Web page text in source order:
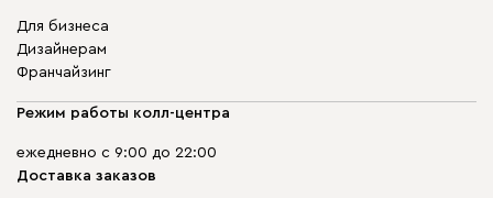
Для бизнеса
Дизайнерам
Франчайзинг
Режим работы колл-центра
ежедневно с 9:00 до 22:00
Доставка заказов